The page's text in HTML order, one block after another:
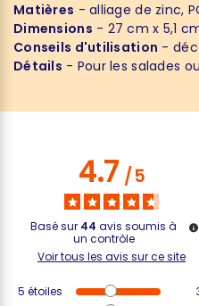
Matières - alliage de zinc,
Dimensions - 27 cm x 5,1
Conseils d'utilisation -
Détails - Pour les salades
4.7/5
Basé sur 44 avis soumis à
un contrôle
Voir tous les avis sur ce site
5 étoiles